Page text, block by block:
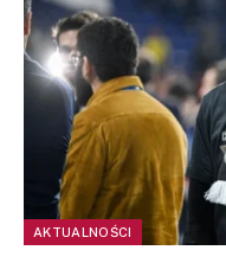
AKTUALNOŚCI